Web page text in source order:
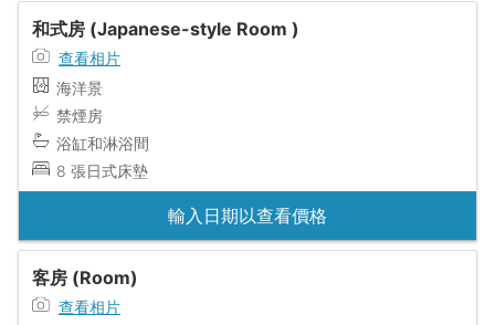
和式房 (Japanese-style Room )
查看相片
海洋景
禁煙房
浴缸和淋浴間
8 張日式床墊
輸入日期以查看價格
客房 (Room)
查看相片